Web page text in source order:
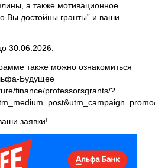
а также мотивационное
Вы достойны гранты” и ваши
30.06.2026.
также можно ознакомиться
Будущее
finance/professorsgrants/?
заявки!